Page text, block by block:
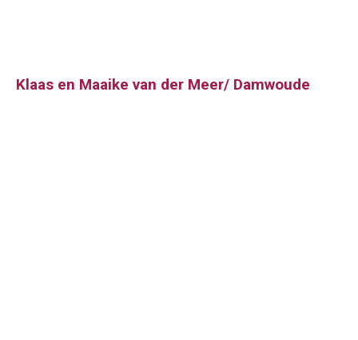
Klaas en Maaike van der Meer/ Damwoude